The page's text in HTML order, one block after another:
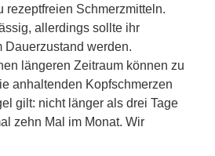
rezeptfreien Schmerzmitteln.
allerdings sollte ihr
Dauerzustand werden.
längeren Zeitraum können zu
anhaltenden Kopfschmerzen
gilt: nicht länger als drei Tage
zehn Mal im Monat. Wir